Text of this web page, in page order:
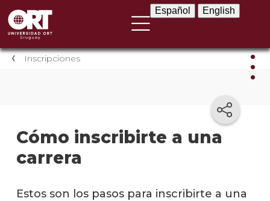
Español English
Inscripciones
Cómo inscribirte a una
carrera
a
Estos son los pasos para inscribirte a una